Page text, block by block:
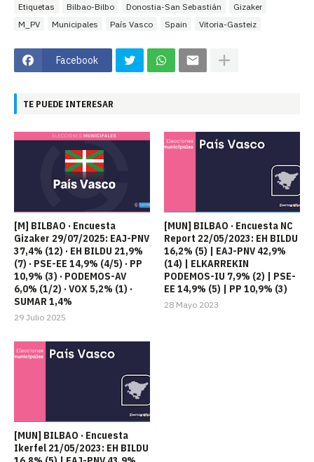
Etiquetas Bilbao-Bilbo Donostia-San Sebastián
Gizaker
M_PV
Municipales País Vasco Spain Vitoria-Gasteiz
Facebook
TE PUEDE INTERESAR
[M] BILBAO · Encuesta
Gizaker 29/07/2025: EAJ-PNV
37,4% (12) · EH BILDU 21,9%
(7) · PSE-EE 14,9% (4/5) · PP
10,9% (3) · PODEMOS-AV
6,0% (1/2) · VOX 5,2% (1) ·
SUMAR 1,4%
29 Julio 2025
[MUN] BILBAO · Encuesta NC
Report 22/05/2023: EH BILDU
16,2% (5) | EAJ-PNV 42,9%
(14) | ELKARREKIN
PODEMOS-IU 7,9% (2) | PSE-
EE 14,9% (5) | PP 10,9% (3)
28 Mayo 2023
[MUN] BILBAO · Encuesta
Ikerfel 21/05/2023: EH BILDU